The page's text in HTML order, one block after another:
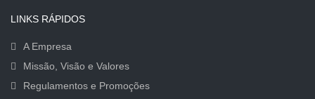
LINKS RÁPIDOS
A Empresa
Missão, Visão e Valores
Regulamentos e Promoções